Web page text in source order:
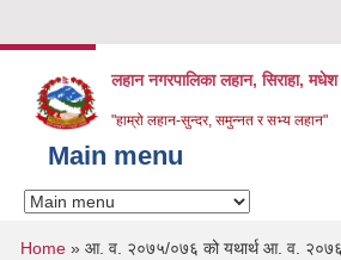
लहान नगरपालिका लहान, सिराहा,
"हाम्रो लहान-सुन्दर, समुन्नत र सभ्य लहान"
Main menu
Home » आ. व. २०७५/०७६ को यथार्थ आ. व.